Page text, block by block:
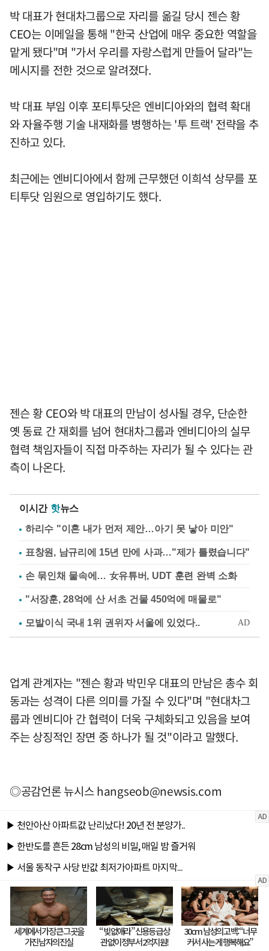
박 대표가 현대차그룹으로 자리를 옮길 당시 젠슨 황
CEO는 이메일을 통해 "한국 산업에 매우 중요한 역할을
맡게 됐다"며 "가서 우리를 자랑스럽게 만들어 달라"는
메시지를 전한 것으로 알려졌다.
박 대표 부임 이후 포티투닷은 엔비디아와의 협력 확대
와 자율주행 기술 내재화를 병행하는 '투 트랙' 전략을 추
진하고 있다.
최근에는 엔비디아에서 함께 근무했던 이희석 상무를 포
티투닷 임원으로 영입하기도 했다.
젠슨 황 CEO와 박 대표의 만남이 성사될 경우, 단순한
옛 동료 간 재회를 넘어 현대차그룹과 엔비디아의 실무
협력 책임자들이 직접 마주하는 자리가 될 수 있다는 관
측이 나온다.
이시간 핫뉴스
하리수 "이혼 내가 먼저 제안…아기 못 낳아 미안"
표창원, 남규리에 15년 만에 사과…"제가 틀렸습니다"
손 묶인채 물속에… 女유튜버, UDT 훈련 완벽 소화
"서장훈, 28억에 산 서초 건물 450억에 매물로"
업계 관계자는 "젠슨 황과 박민우 대표의 만남은 총수 회
동과는 성격이 다른 의미를 가질 수 있다"며 "현대차그
룹과 엔비디아 간 협력이 더욱 구체화되고 있음을 보여
주는 상징적인 장면 중 하나가 될 것"이라고 말했다.
◎공감언론 뉴시스hangseob@newsis.com